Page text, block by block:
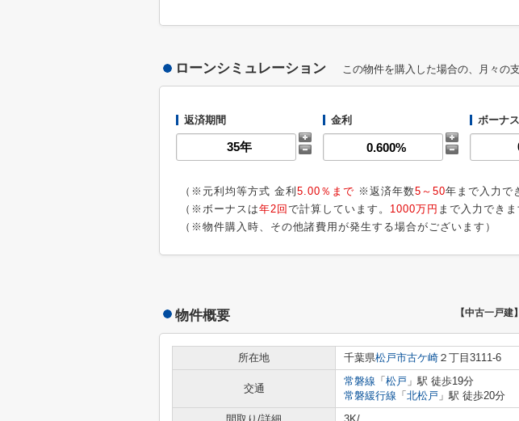
ローンシミュレーション この物件を購入した場合の、月々の
返済期間 金利 ボーナ
（※元利均等方式 金利 5.00％まで ※返済年数5～50年まで入力で
（※ボーナスは年2回 で計算しています。 1000万円 まで入力できま
（※物件購入時、その他諸費用が発生する場合がございます）
物件概要 【中古一戸建】
所在地 千葉県松戸市古ケ崎 ２丁目3111-6
交通
常磐線 「 松戸 」駅 徒歩19分
常磐緩行線 「 北松戸 」駅 徒歩20分